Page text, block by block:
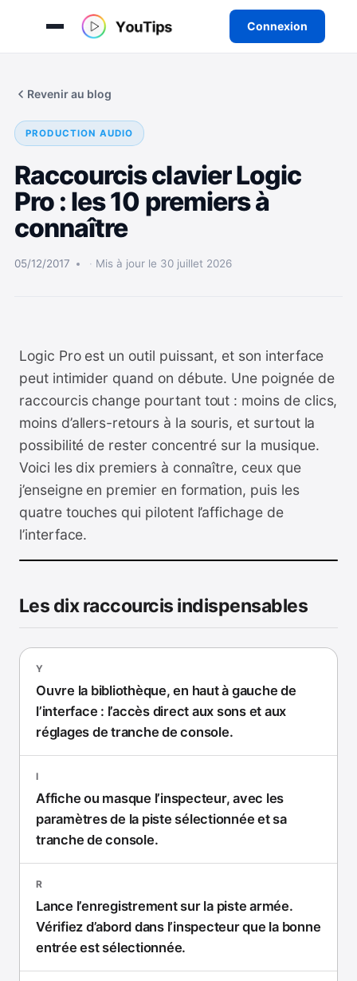
Connexion
Revenir au blog
PRODUCTION AUDIO
Raccourcis clavier Logic
Pro : les 10 premiers à
connaître
05/12/2017 Mis à jour le 30 juillet 2026
Logic Pro est un outil puissant, et son interface
peut intimider quand on débute. Une poignée de
raccourcis change pourtant tout : moins de clics,
moins d’allers-retours à la souris, et surtout la
possibilité de rester concentré sur la musique.
Voici les dix premiers à connaître, ceux que
j’enseigne en premier en formation, puis les
quatre touches qui pilotent l’affichage de
l’interface.
Les dix raccourcis indispensables
Y
Ouvre la bibliothèque, en haut à gauche de
l’interface : l’accès direct aux sons et aux
réglages de tranche de console.
I
Affiche ou masque l’inspecteur, avec les
paramètres de la piste sélectionnée et sa
tranche de console.
R
Lance l’enregistrement sur la piste armée.
Vérifiez d’abord dans l’inspecteur que la bonne
entrée est sélectionnée.